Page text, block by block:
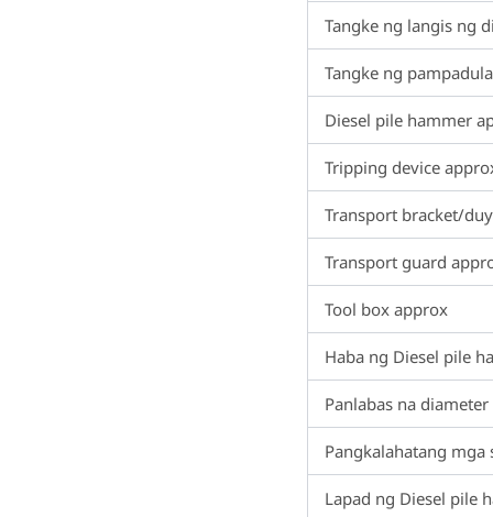
Tangke ng langis ng
Tangke ng
Diesel pile hammer
Tripping device
Transport bracket/
Transport guard
Tool box approx
Haba ng Diesel pile
Panlabas na
Pangkalahatang
Lapad ng Diesel pile